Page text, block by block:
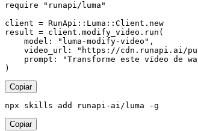
require "runapi/luma"
client = RunApi::Luma::Client.new
result = client.modify_video.run(
    model: "luma-modify-video",
video_url: "https://cdn.runapi.ai/
prompt: "Transforme este vídeo de
)
Copiar
npx skills add runapi-ai/luma -g
Copiar